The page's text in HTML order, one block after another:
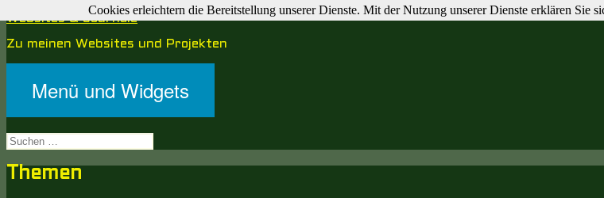
Zum
springen
Websites & Journale
Zu meinen Websites und Projekten
Menü und Widgets
Suche
nach:
Themen
Cookies erleichtern die Bereitstellung unserer Dienste. Mit der Nutzung unserer Dienste erklären Sie